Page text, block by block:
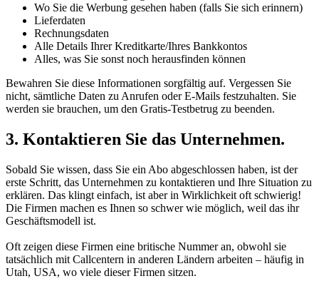
Wo Sie die Werbung gesehen haben (falls Sie sich erinnern)
Lieferdaten
Rechnungsdaten
Alle Details Ihrer Kreditkarte/Ihres Bankkontos
Alles, was Sie sonst noch herausfinden können
Bewahren Sie diese Informationen sorgfältig auf. Vergessen Sie
nicht, sämtliche Daten zu Anrufen oder E-Mails festzuhalten. Sie
werden sie brauchen, um den Gratis-Testbetrug zu beenden.
3. Kontaktieren Sie das Unternehmen.
Sobald Sie wissen, dass Sie ein Abo abgeschlossen haben, ist der
erste Schritt, das Unternehmen zu kontaktieren und Ihre Situation zu
erklären. Das klingt einfach, ist aber in Wirklichkeit oft schwierig!
Die Firmen machen es Ihnen so schwer wie möglich, weil das ihr
Geschäftsmodell ist.
Oft zeigen diese Firmen eine britische Nummer an, obwohl sie
tatsächlich mit Callcentern in anderen Ländern arbeiten – häufig in
Utah, USA, wo viele dieser Firmen sitzen.